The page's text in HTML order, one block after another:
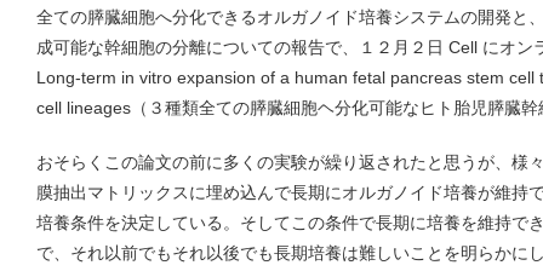
全ての膵臓細胞へ分化できるオルガノイド培養システムの開発と
成可能な幹細胞の分離についての報告で、１２月２日 Cell にオン
Long-term in vitro expansion of a human fetal pancreas stem
cell lineages（３種類全ての膵臓細胞ヘ分化可能なヒト胎児膵臓
おそらくこの論文の前に多くの実験が繰り返されたと思うが、様
膜抽出マトリックスに埋め込んで長期にオルガノイド培養が維持
培養条件を決定している。そしてこの条件で長期に培養を維持で
で、それ以前でもそれ以後でも長期培養は難しいことを明らかに